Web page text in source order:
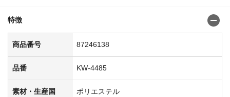
特徴
商品番号 87246138
品番 KW-4485
素材・生産国
ポリエステル